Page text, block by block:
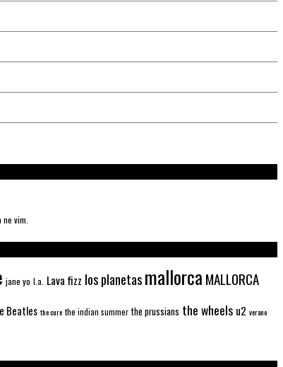
ne vim.
jane yo l.a. Lava fizz los planetasmallorca MALLORCA
Beatles the cure the indian summer the prussians the wheels u2 verano